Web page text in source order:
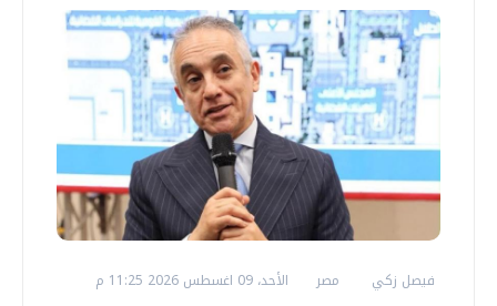
فيصل زكي مصر الأحد، 09 اغسطس 2026 11:25 م